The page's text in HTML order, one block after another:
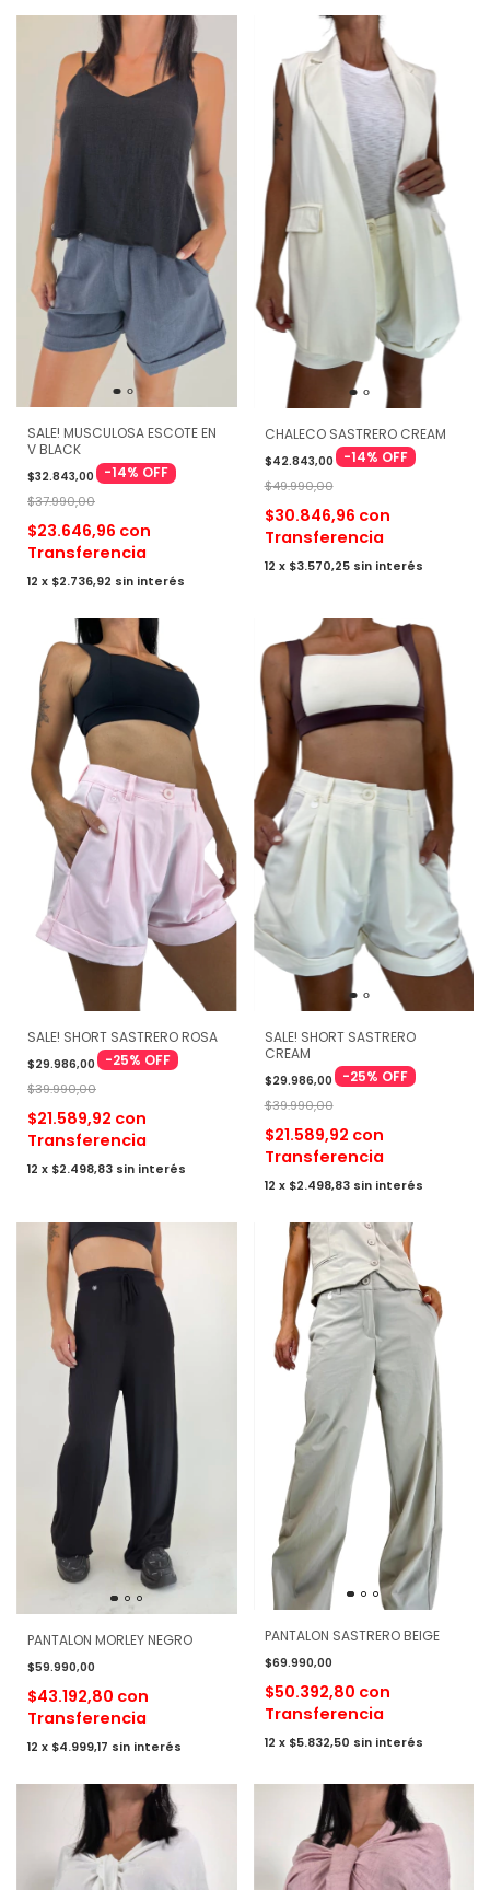
SALE! MUSCULOSA ESCOTE EN
V BLACK
$32.843,00 -14% OFF
$37.990,00
$23.646,96 con
Transferencia
12 x $2.736,92 sin interés
CHALECO SASTRERO CREAM
$42.843,00 -14% OFF
$49.990,00
$30.846,96 con
Transferencia
12 x $3.570,25 sin interés
SALE! SHORT SASTRERO ROSA
$29.986,00 -25% OFF
$39.990,00
$21.589,92 con
Transferencia
12 x $2.498,83 sin interés
SALE! SHORT SASTRERO
CREAM
$29.986,00 -25% OFF
$39.990,00
$21.589,92 con
Transferencia
12 x $2.498,83 sin interés
PANTALON MORLEY NEGRO
$59.990,00
$43.192,80 con
Transferencia
12 x $4.999,17 sin interés
PANTALON SASTRERO BEIGE
$69.990,00
$50.392,80 con
Transferencia
12 x $5.832,50 sin interés